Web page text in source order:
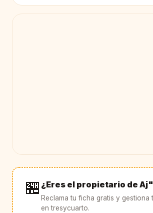
🏪 ¿Eres el propietario de
Reclama tu ficha gratis y gestiona
en tresycuarto.